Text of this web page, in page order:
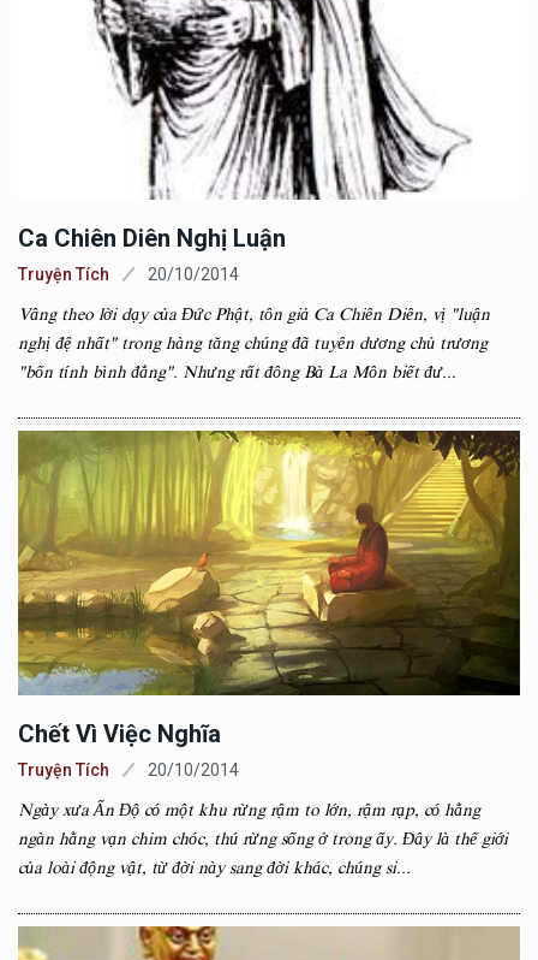
Ca Chiên Diên Nghị Luận
Truyện Tích 20/10/2014
Vâng theo lời dạy của Đức Phật, tôn giả Ca Chiên Diên, vị "luận
nghị đệ nhất" trong hàng tăng chúng đã tuyên dương chủ trương
"bốn tính bình đẳng". Nhưng rất đông Bà La Môn biết đư...
Chết Vì Việc Nghĩa
Truyện Tích 20/10/2014
Ngày xưa Ấn Độ có một khu rừng rậm to lớn, rậm rạp, có hằng
ngàn hằng vạn chim chóc, thú rừng sống ở trong ấy. Đây là thế giới
của loài động vật, từ đời này sang đời khác, chúng si...